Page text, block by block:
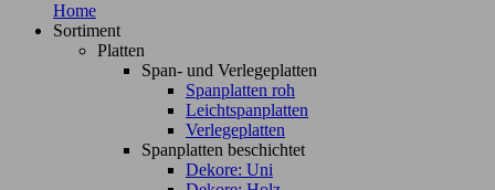
Home
Sortiment
Platten
Span- und Verlegeplatten
Spanplatten roh
Leichtspanplatten
Verlegeplatten
Spanplatten beschichtet
Dekore: Uni